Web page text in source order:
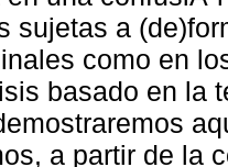
sujetas a
como en
basado en la
a partir de la